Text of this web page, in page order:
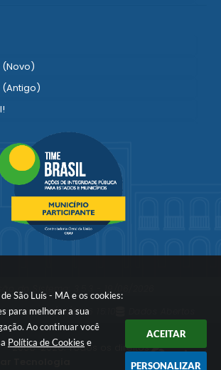
São Luís - MA e os cookies:
para melhorar a sua
Ao continuar você
Política de Cookies e
ACEITAR
PERSONALIZAR
(Novo)
(Antigo)
Patrimonial
para o Servidor
em:07/08/2026 15:10
- 2006-2026. Todos os direitos